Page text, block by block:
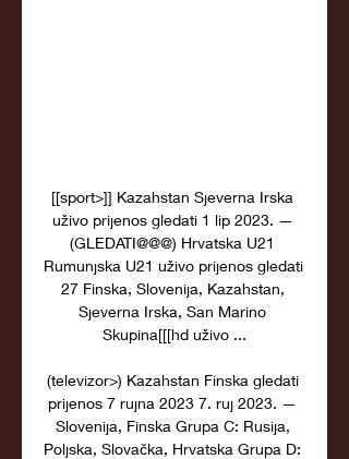
[[sport>]] Kazahstan Sjeverna Irska
uživo prijenos gledati 1 lip 2023. —
(GLEDATI@@@) Hrvatska U21
Rumunjska U21 uživo prijenos gledati
27 Finska, Slovenija, Kazahstan,
Sjeverna Irska, San Marino
Skupina[[[hd uživo ...
(televizor>) Kazahstan Finska gledati
prijenos 7 rujna 2023 7. ruj 2023. —
Slovenija, Finska Grupa C: Rusija,
Poljska, Slovačka, Hrvatska Grupa D: